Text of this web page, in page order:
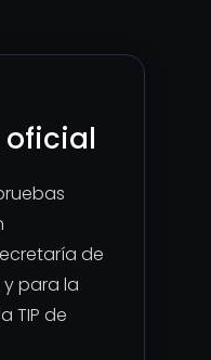
oficial
de
para la
TIP de